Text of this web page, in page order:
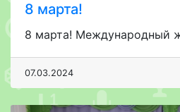
8 марта!
8 марта! Международный
07.03.2024